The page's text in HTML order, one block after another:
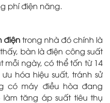
phí điện năng.
điệntrong nhà đó chính là
bàn là điện công suất
mỗi ngày, có thể tốn từ 14
hóa hiệu suất, tránh sử
có máy điều hòa đang
tăng áp suất tiêu thụ